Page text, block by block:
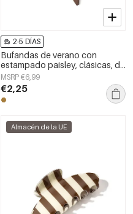
2-5 DÍAS
Bufandas de verano con
estampado paisley, clásicas, de
poliéster, accesorios para el día
a día.
MSRP €6,99
€2,25
Almacén de la UE